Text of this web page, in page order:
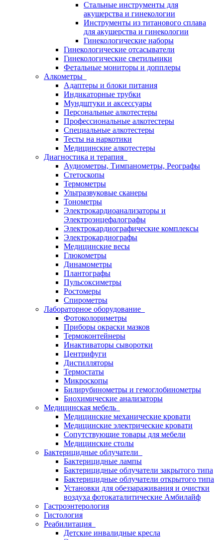
Стальные инструменты для
акушерства и гинекологии
Инструменты из титанового сплава
для акушерства и гинекологии
Гинекологические наборы
Гинекологические отсасыватели
Гинекологические светильники
Фетальные мониторы и допплеры
Алкометры
Адаптеры и блоки питания
Индикаторные трубки
Мундштуки и аксессуары
Персональные алкотестеры
Профессиональные алкотестеры
Специальные алкотестеры
Тесты на наркотики
Медицинские алкотестеры
Диагностика и терапия
Аудиометры, Тимпанометры, Реографы
Стетоскопы
Термометры
Ультразвуковые сканеры
Тонометры
Электрокардиоанализаторы и
Электроэнцефалографы
Электрокардиографические комплексы
Электрокардиографы
Медицинские весы
Глюкометры
Динамометры
Плантографы
Пульсоксиметры
Ростомеры
Спирометры
Лабораторное оборудование
Фотоколориметры
Приборы окраски мазков
Термоконтейнеры
Инактиваторы сыворотки
Центрифуги
Дистилляторы
Термостаты
Микроскопы
Билирубинометры и гемоглобинометры
Биохимические анализаторы
Медицинская мебель
Медицинские механические кровати
Медицинские электрические кровати
Сопутствующие товары для мебели
Медицинские столы
Бактерицидные облучатели
Бактерицидные лампы
Бактерицидные облучатели закрытого типа
Бактерицидные облучатели открытого типа
Установки для обеззараживания и очистки
воздуха фотокаталитические Амбилайф
Гастроэнтерология
Гистология
Реабилитация
Детские инвалидные кресла